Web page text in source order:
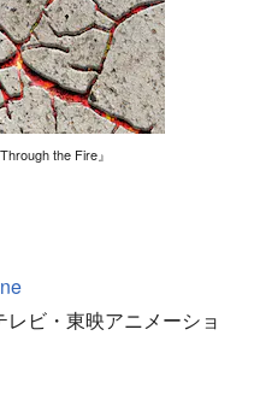
the Fire』
ビ・東映アニメーショ